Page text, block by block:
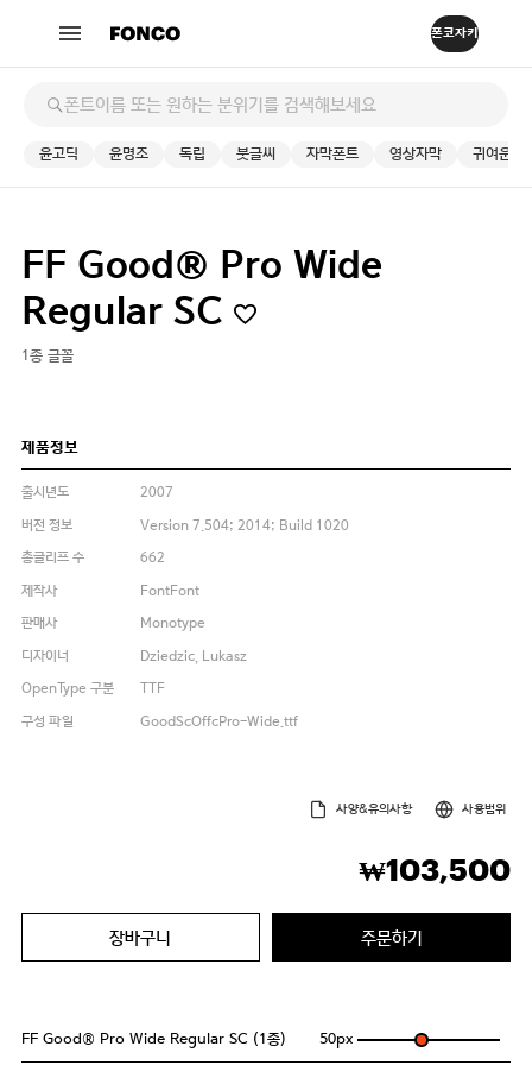
윤고딕 윤명조 독립 붓글씨 자막폰트 영상자막 귀여운
FF Good® Pro Wide
Regular SC
1종 글꼴
제품정보
출시년도
2007
버전 정보
Version 7.504; 2014; Build 1020
총글리프 수
662
제작사
FontFont
판매사
Monotype
디자이너
Dziedzic, Lukasz
OpenType 구분
TTF
구성 파일
GoodScOffcPro-Wide.ttf
사양&유의사항 사용범위
₩103,500
장바구니 주문하기
FF Good® Pro Wide Regular SC (1종) 50px